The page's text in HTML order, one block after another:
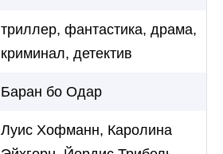
триллер, фантастика, драма,
криминал, детектив
Баран бо Одар
Луис Хофманн, Каролина